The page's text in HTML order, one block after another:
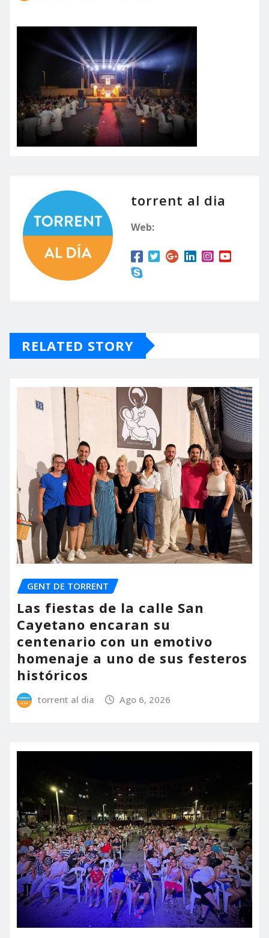
torrent al dia
Web:
RELATED STORY
GENT DE TORRENT
Las fiestas de la calle San
Cayetano encaran su
centenario con un emotivo
homenaje a uno de sus festeros
históricos
torrent al dia Ago 6, 2026